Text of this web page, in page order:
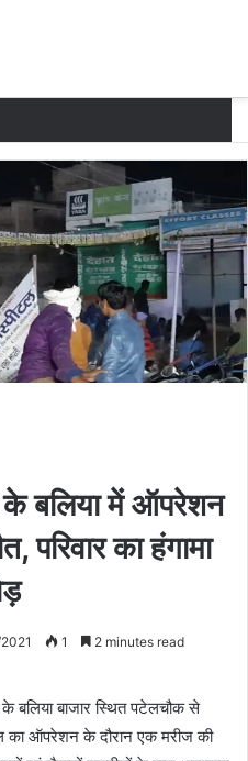
बलिया में ऑपरेशन
परिवार का हंगामा
1 2 minutes read
के बलिया बाजार स्थित पटेलचौक से
का ऑपरेशन के दौरान एक मरीज की